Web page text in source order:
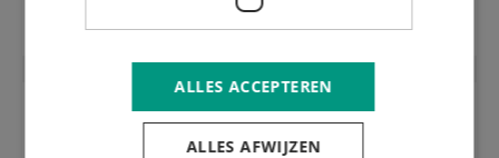
ALLES ACCEPTEREN
ALLES AFWIJZEN